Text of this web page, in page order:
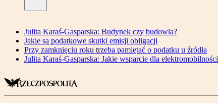
Julita Karaś-Gasparska: Budynek czy budowla?
Jakie są podatkowe skutki emisji obligacji
Przy zamknięciu roku trzeba pamiętać o podatku u źródła
Julita Karaś-Gasparska: Jakie wsparcie dla elektromobilności